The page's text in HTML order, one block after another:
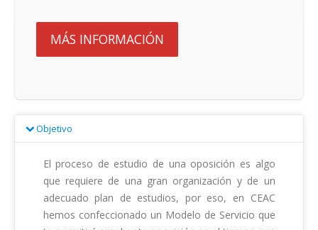
MÁS INFORMACIÓN
Objetivo
El proceso de estudio de una oposición es algo
que requiere de una gran organización y de un
adecuado plan de estudios, por eso, en CEAC
hemos confeccionado un Modelo de Servicio que